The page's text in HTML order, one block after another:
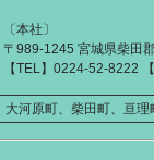
〔本社〕
〒989-1245 宮城県柴田
【TEL】0224-52-8222
河原町、柴田町、亘